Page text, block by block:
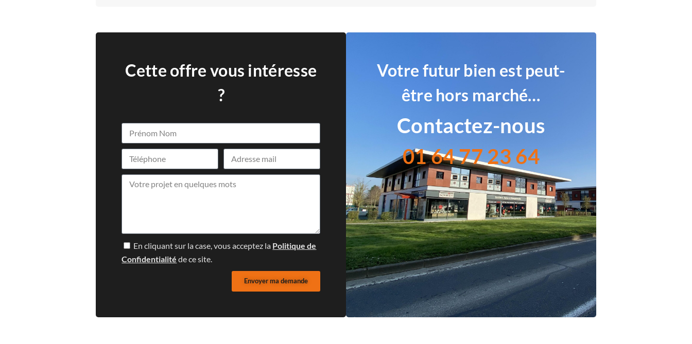
Cette offre vous intéresse
?
En cliquant sur la case, vous acceptez la Politique de
Confidentialité de ce site.
Envoyer ma demande
Votre futur bien est peut-
être hors marché…
Contactez-nous
01 64 77 23 64